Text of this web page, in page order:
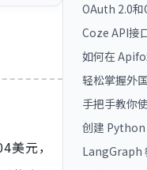
美元，
OAuth 2.0
Coze API接
如何在
轻松掌握外
手把手教你
创建 Python
LangGraph